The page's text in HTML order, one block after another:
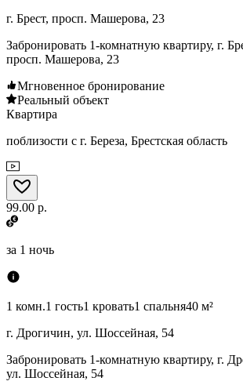
г. Брест, просп. Машерова, 23
Забронировать 1-комнатную квартиру, г.
просп. Машерова, 23
Мгновенное бронирование
Реальный объект
Квартира
поблизости с г. Береза, Брестская область
99.00 р.
за 1 ночь
1 комн.1 гость1 кровать1 спальня40 м²
г. Дрогичин, ул. Шоссейная, 54
Забронировать 1-комнатную квартиру, г.
ул. Шоссейная, 54